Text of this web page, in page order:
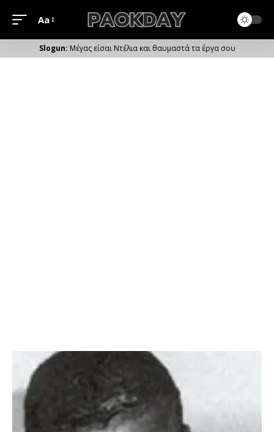
Μέγεθος
Γραμματοσειράς
Aa
Μέγας είσαι Ντέλια και θαυμαστά τα έργα σου